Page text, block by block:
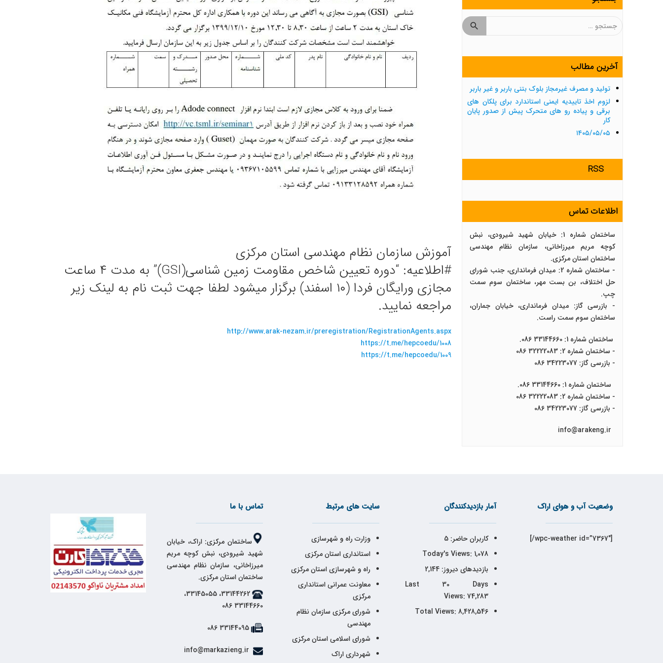
آموزش سازمان نظام مهندسی استان مرکزی
#اطلاعیه: “دوره تعیین شاخص مقاومت زمین شناسی(GSI)” به مدت ۴ ساعت
مجازی ورایگان فردا (۱۰ اسفند) برگزار میشود لطفا جهت ثبت نام به لینک زیر
مراجعه نمایید.
http://www.arak-nezam.ir/preregistration/RegistrationAgents.aspx
https://t.me/hepcoedu/1008
https://t.me/hepcoedu/1009
جستجو
آخرین مطالب
تولید و مصرف غیرمجاز بلوک بتنی باربر و غیر باربر
لزوم اخذ تاییدیه ایمنی استاندارد برای پلکان های
برقی و پیاده رو های متحرک پیش از صدور پایان
کار
۱۴۰۵/۰۵/۰۵
RSS
اطلاعات تماس
ساختمان شماره 1: خیابان شهید شیرودی، نبش
کوچه مریم میرزاخانی، سازمان نظام مهندسی
ساختمان استان مرکزی.
- ساختمان شماره 2: میدان فرمانداری، جنب شورای
حل اختلاف، بن بست مهر، ساختمان سوم سمت
چپ.
- بازرسی گاز: میدان فرمانداری، خیابان جماران،
ساختمان سوم سمت راست.
ساختمان شماره 1: 33144660 086.
- ساختمان شماره 2: 32222083 086
- بازرسی گاز: 34223077 086
ساختمان شماره 1: 33144660 086.
- ساختمان شماره 2: 32222083 086
- بازرسی گاز: 34223077 086
وضعیت آب و هوای اراک
[wpc-weather id=”7367″/]
آمار بازدیدکنندگان
کاربران حاضر:5
Today's Views: 1,078
بازدیدهای دیروز:2,144
Last 30 Days
Views: 74,283
Total Views: 8,428,546
سایت های مرتبط
وزارت راه و شهرسازی
استانداری استان مرکزی
راه و شهرسازی استان مرکزی
معاونت عمرانی استانداری
مرکزی
شورای مرکزی سازمان نظام
مهندسی
شورای اسلامی استان مرکزی
شهرداری اراک
تماس با ما
ساختمان مرکزی: اراک، خیابان
شهید شیرودی، نبش کوچه مریم
میرزاخانی، سازمان نظام مهندسی
ساختمان استان مرکزی.
33144262، 33145055،
33144660 086
33144095 086